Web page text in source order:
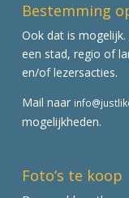
Bestemming
Ook dat is
een stad, regio of
en/of lezersacties.
Mail naar
mogelijkheden.
Foto’s te koop